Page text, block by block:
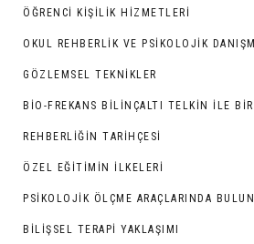
ÖĞRENCI KIŞILIK HIZMETLERI
GÖZLEMSEL TEKNIKLER
REHBERLIĞIN TARIHÇESI
ÖZEL EĞITIMIN İLKELERI
BILIŞSEL TERAPI YAKLAŞIMI